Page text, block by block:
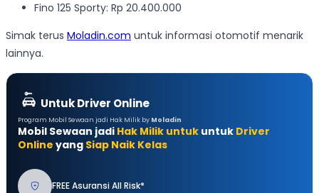
Fino 125 Sporty: Rp 20.400.000
Simak terus Moladin.com untuk informasi otomotif menarik
lainnya.
Untuk Driver Online
Program Mobil Sewaan jadi Hak Milik by Moladin
Mobil Sewaan jadi Hak Milik untuk untuk Driver
Online yang Siap Naik Kelas
FREE Asuransi All Risk*